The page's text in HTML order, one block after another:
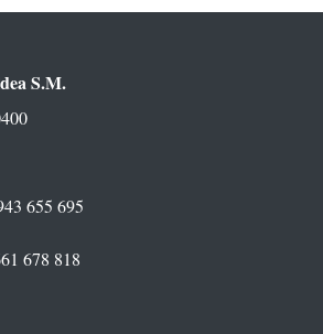
S.M.
655 695
678 818